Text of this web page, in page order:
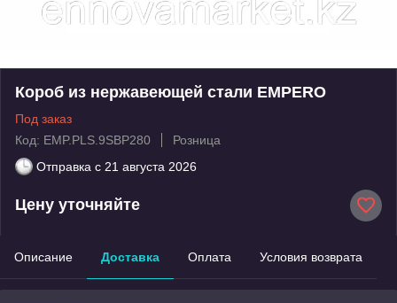
Короб из нержавеющей стали EMPERO
Под заказ
Код: EMP.PLS.9SBP280
Розница
Отправка с 21 августа 2026
Цену уточняйте
Описание Доставка Оплата Условия возврата